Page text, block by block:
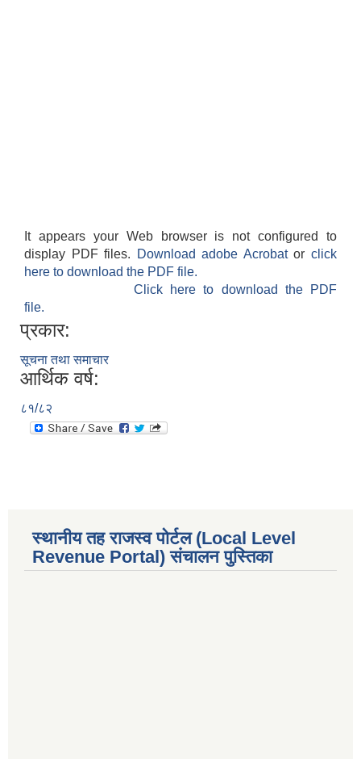
It appears your Web browser is not configured to
display PDF files.
Download adobe Acrobatorclick
here to download the PDF file.
Click here to download the PDF
file.
प्रकार:
सूचना तथा समाचार
आर्थिक वर्ष:
८१/८२
स्थानीय तह राजस्व पोर्टल (Local Level
Revenue Portal) संचालन पुस्तिका